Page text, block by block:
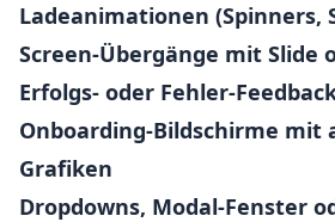
Ladeanimationen (Spinners,
Screen-Übergänge mit Slide
Erfolgs- oder Fehler-
Onboarding-Bildschirme mit
Grafiken
Dropdowns, Modal-Fenster